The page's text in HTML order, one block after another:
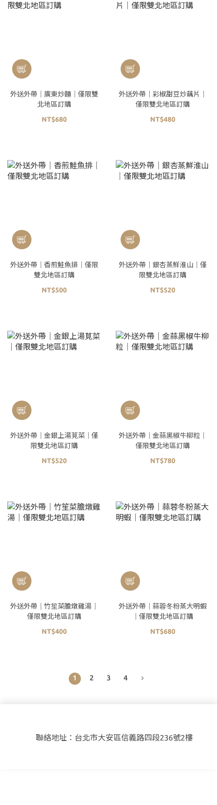
外送外帶｜廣東炒麵｜僅限雙
北地區訂購
NT$680
外送外帶｜彩椒甜豆炒藕片｜
僅限雙北地區訂購
NT$480
外送外帶｜香煎鮭魚排｜僅限
雙北地區訂購
NT$500
外送外帶｜銀杏蒸鮮淮山｜僅
限雙北地區訂購
NT$520
外送外帶｜金銀上湯莧菜｜僅
限雙北地區訂購
NT$520
外送外帶｜金蒜黑椒牛柳粒｜
僅限雙北地區訂購
NT$780
外送外帶｜竹笙菜膽燉雞湯｜
僅限雙北地區訂購
NT$400
外送外帶｜蒜蓉冬粉蒸大明蝦
｜僅限雙北地區訂購
NT$680
1 2 3 4
聯絡地址：台北市大安區信義路四段236號2樓